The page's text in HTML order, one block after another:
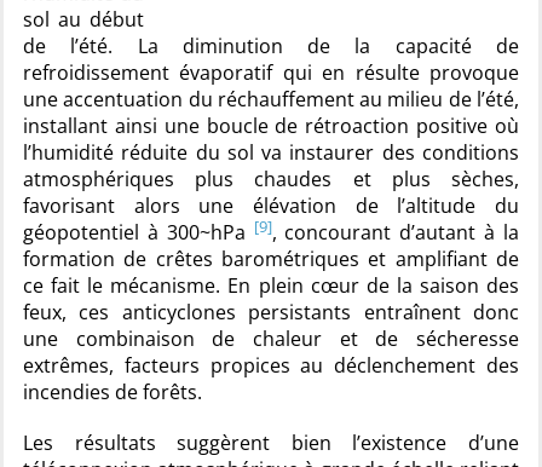
sol au début
de l’été. La diminution de la capacité de
refroidissement évaporatif qui en résulte provoque
une accentuation du réchauffement au milieu de l’été,
installant ainsi une boucle de rétroaction positive où
l’humidité réduite du sol va instaurer des conditions
atmosphériques plus chaudes et plus sèches,
favorisant alors une élévation de l’altitude du
géopotentiel à 300~hPa [9], concourant d’autant à la
formation de crêtes barométriques et amplifiant de
ce fait le mécanisme. En plein cœur de la saison des
feux, ces anticyclones persistants entraînent donc
une combinaison de chaleur et de sécheresse
extrêmes, facteurs propices au déclenchement des
incendies de forêts.
Les résultats suggèrent bien l’existence d’une